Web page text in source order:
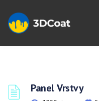
Panel Vrstvy